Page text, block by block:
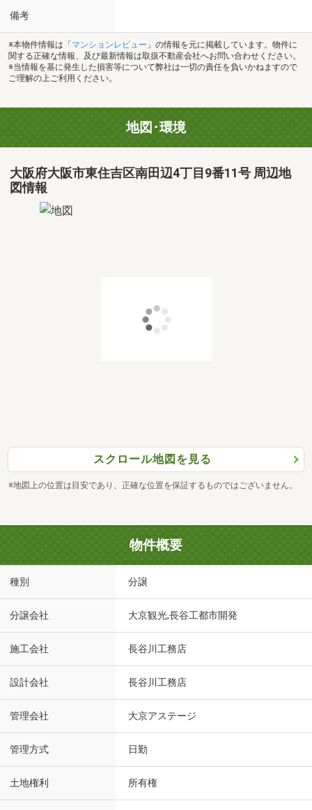
備考
※本物件情報は「 マンションレビュー 」の情報を元に掲載しています。物件に
関する正確な情報、及び最新情報は取扱不動産会社へお問い合わせください。
※当情報を基に発生した損害等について弊社は一切の責任を負いかねますので
ご理解の上ご利用ください。
地図･環境
大阪府大阪市東住吉区南田辺4丁目9番11号 周辺地
図情報
スクロール地図を見る
※地図上の位置は目安であり、正確な位置を保証するものではございません。
物件概要
種別 分譲
分譲会社 大京観光,長谷工都市開発
施工会社 長谷川工務店
設計会社 長谷川工務店
管理会社 大京アステージ
管理方式 日勤
土地権利 所有権